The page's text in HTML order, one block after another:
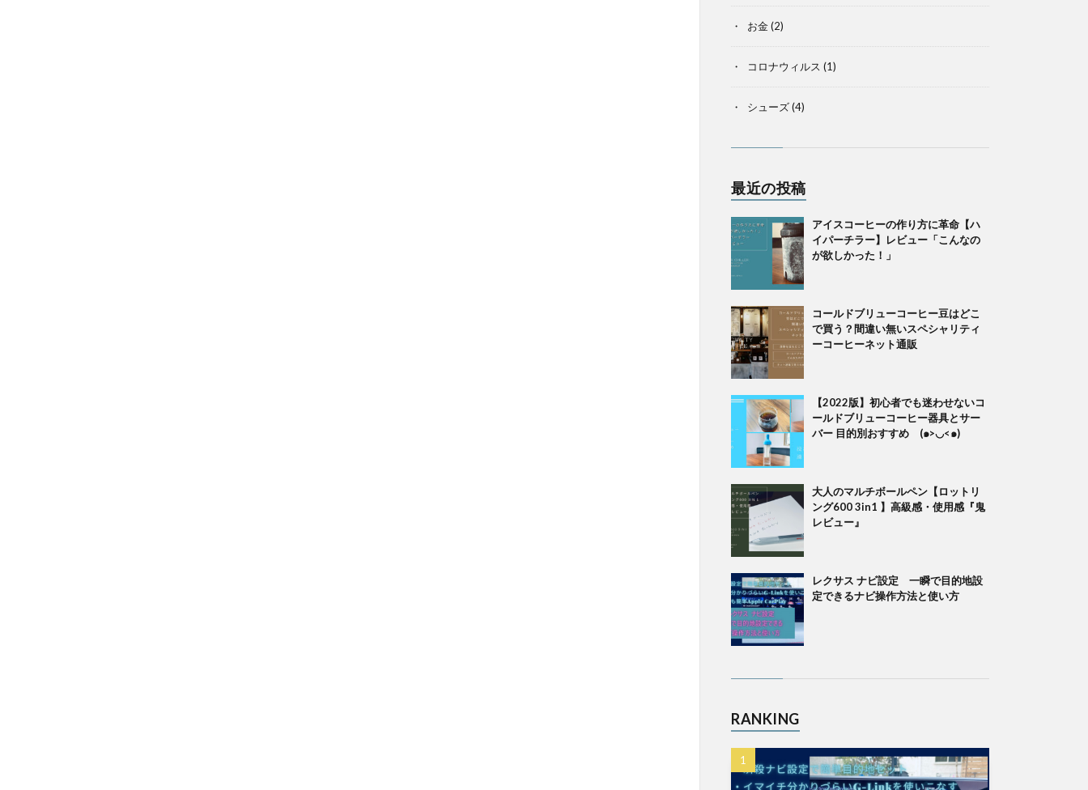
お金(2)
コロナウィルス (1)
シューズ(4)
最近の投稿
アイスコーヒーの作り方に革命【ハ
イパーチラー】レビュー「こんなの
が欲しかった！」
コールドブリューコーヒー豆はどこ
で買う？間違い無いスペシャリティ
ーコーヒーネット通販
【2022版】初心者でも迷わせないコ
ールドブリューコーヒー器具とサー
バー 目的別おすすめ (๑>◡<๑)
大人のマルチボールペン【ロットリ
ング600 3in1 】高級感・使用感『鬼
レビュー』
レクサス ナビ設定 一瞬で目的地設
定できるナビ操作方法と使い方
RANKING